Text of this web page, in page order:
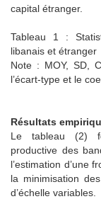
capital étranger.
Tableau 1 :
libanais et étranger
Note : MOY, SD,
l’écart-type et le
Résultats
Le tableau (2)
productive des
l’estimation d’une
la minimisation
d’échelle variables.